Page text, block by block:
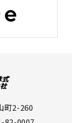
町2-260